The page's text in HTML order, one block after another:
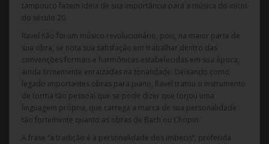
tampouco fazem ideia de sua importância para a música do início
do século 20.
Ravel não foi um músico revolucionário, pois, na maior parte de
sua obra, se nota sua satisfação em trabalhar dentro das
convenções formais e harmônicas estabelecidas em sua época,
ainda firmemente enraizadas na tonalidade. Deixando como
legado importantes obras para piano, Ravel tratou o instrumento
de forma tão pessoal que se pode dizer que forjou uma
linguagem própria, que carrega a marca de sua personalidade
tão fortemente quanto as obras de Bach ou Chopin.
A frase “a tradição é a personalidade dos imbecis”, proferida